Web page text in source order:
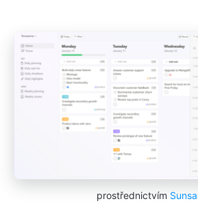
prostřednictvím